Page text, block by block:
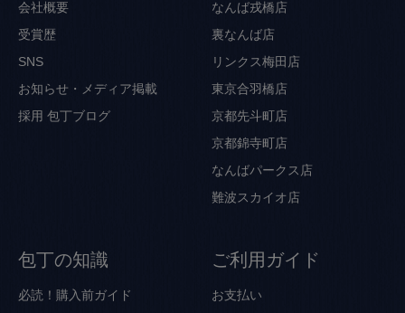
会社概要
受賞歴
SNS
お知らせ・メディア掲載
採用 包丁ブログ
なんば戎橋店
裏なんば店
リンクス梅田店
東京合羽橋店
京都先斗町店
京都錦寺町店
なんばパークス店
難波スカイオ店
包丁の知識
必読！購入前ガイド
ご利用ガイド
お支払い